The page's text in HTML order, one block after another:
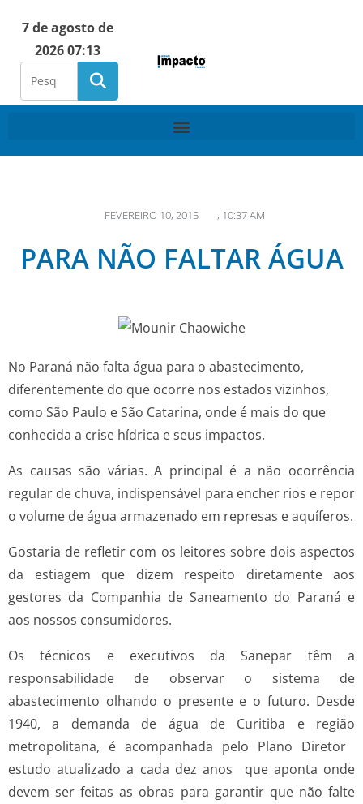
7 de agosto de
2026 07:13
FEVEREIRO 10, 2015 , 10:37 AM
PARA NÃO FALTAR ÁGUA
No Paraná não falta água para o abastecimento,
diferentemente do que ocorre nos estados vizinhos,
como São Paulo e São Catarina, onde é mais do que
conhecida a crise hídrica e seus impactos.
As causas são várias. A principal é a não ocorrência
regular de chuva, indispensável para encher rios e repor
o volume de água armazenado em represas e aquíferos.
Gostaria de refletir com os leitores sobre dois aspectos
da estiagem que dizem respeito diretamente aos
gestores da Companhia de Saneamento do Paraná e
aos nossos consumidores.
Os técnicos e executivos da Sanepar têm a
responsabilidade de observar o sistema de
abastecimento olhando o presente e o futuro. Desde
1940, a demanda de água de Curitiba e região
metropolitana, é acompanhada pelo Plano Diretor 
estudo atualizado a cada dez anos  que aponta onde
devem ser feitas as obras para garantir que não falte